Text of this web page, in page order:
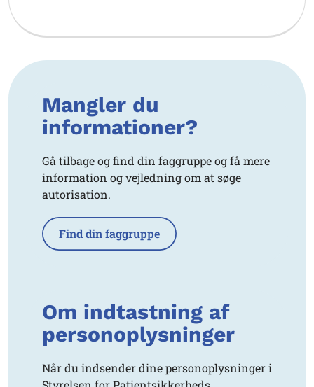
Mangler du
informationer?
Gå tilbage og find din faggruppe og få mere
information og vejledning om at søge
autorisation.
Find din faggruppe
Om indtastning af
personoplysninger
Når du indsender dine personoplysninger i